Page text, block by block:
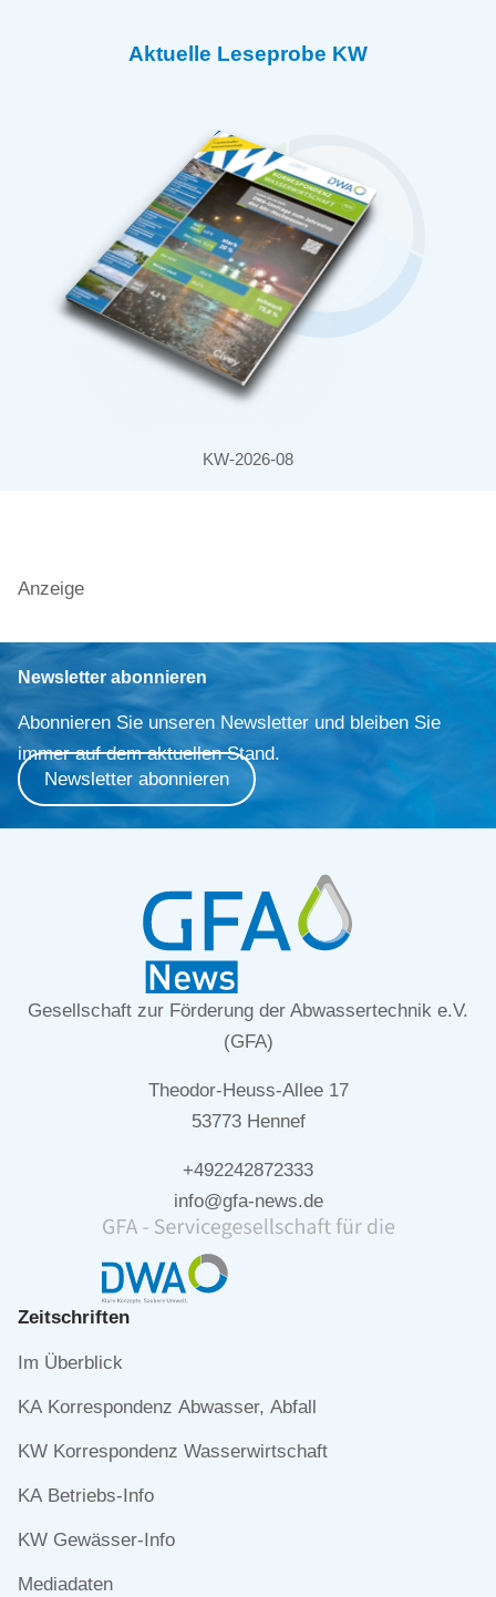
Aktuelle Leseprobe KW
KW-2026-08
Anzeige
Newsletter abonnieren
Abonnieren Sie unseren Newsletter und bleiben Sie
immer auf dem aktuellen Stand.
Newsletter abonnieren
Gesellschaft zur Förderung der Abwassertechnik e.V.
(GFA)
Theodor-Heuss-Allee 17
53773 Hennef
+492242872333
info@gfa-news.de
Zeitschriften
Navigation
Im Überblick
KA Korrespondenz Abwasser, Abfall
KW Korrespondenz Wasserwirtschaft
KA Betriebs-Info
KW Gewässer-Info
Mediadaten